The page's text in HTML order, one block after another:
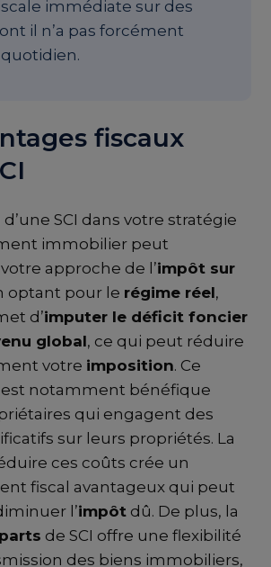
immédiate sur des
il n’a pas forcément
fiscaux
d’une SCI dans votre stratégie
immobilier peut
approche de l’impôt sur
optant pour le régime réel,
d’imputer le déficit foncier
global, ce qui peut réduire
votre imposition. Ce
notamment bénéfique
qui engagent des
sur leurs propriétés. La
ces coûts crée un
fiscal avantageux qui peut
l’impôt dû. De plus, la
parts de SCI offre une flexibilité
des biens immobiliers,